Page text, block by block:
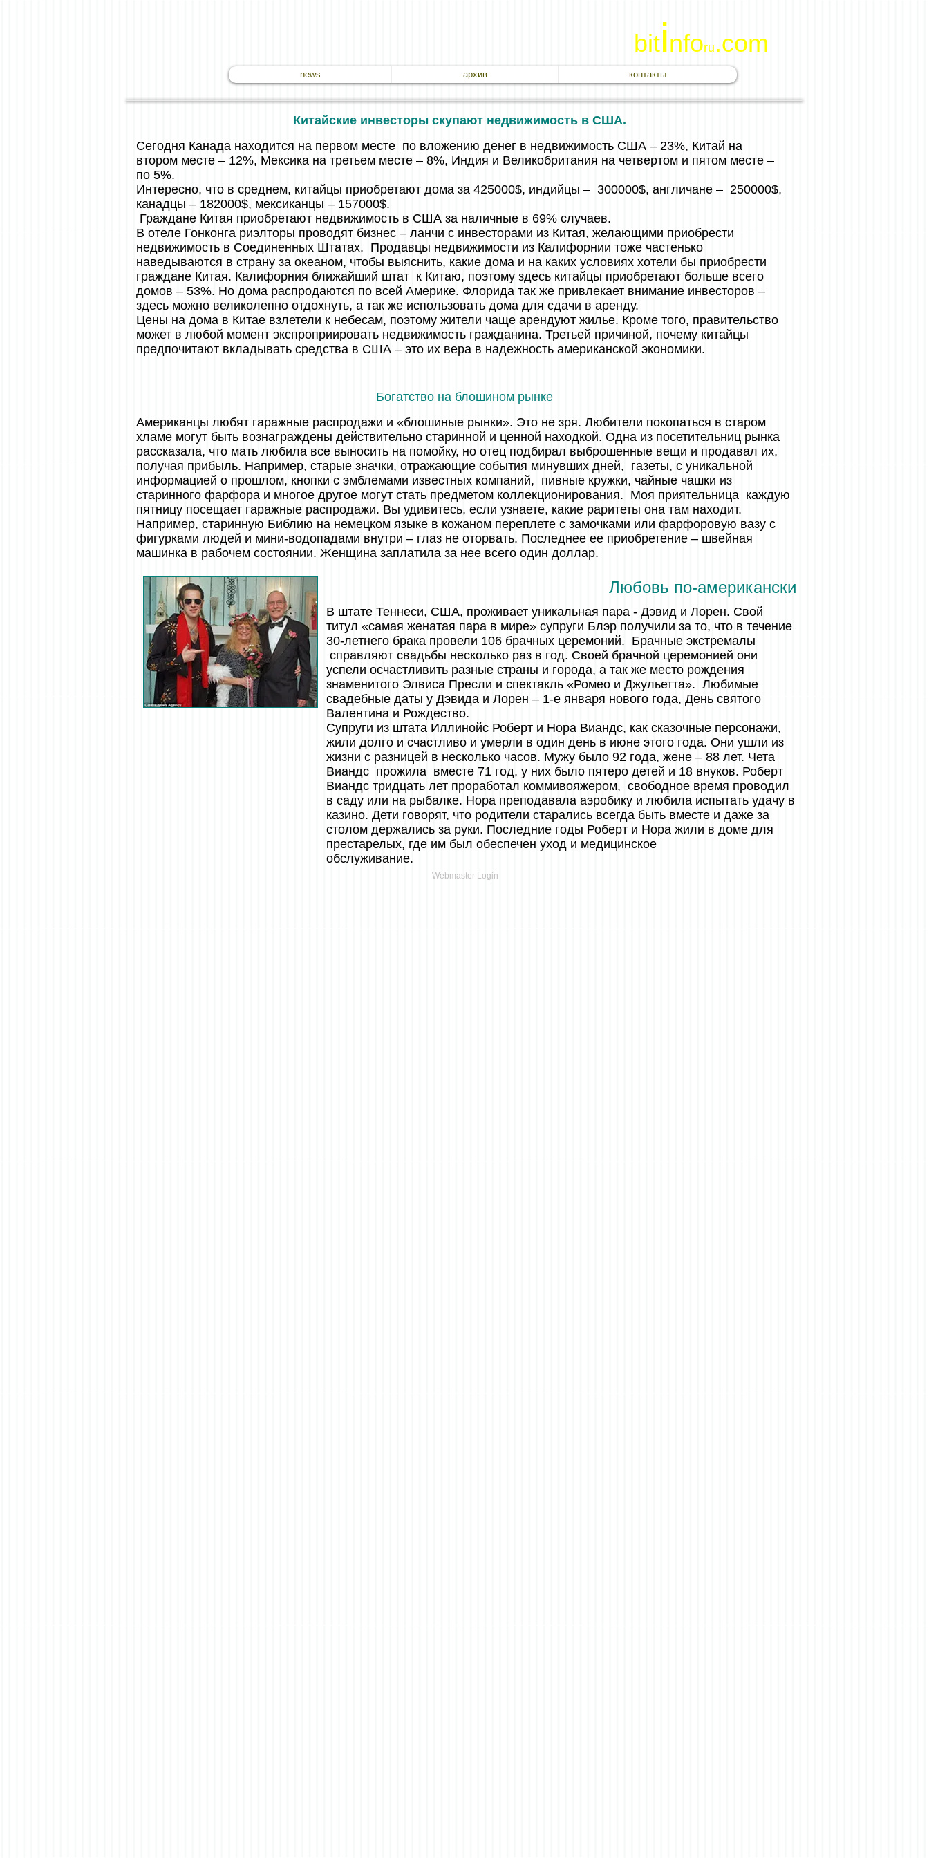
bitinforu .com
news архив контакты
Любовь по-американски
В штате Теннеси, США, проживает уникальная пара - Дэвид и Лорен. Свой
титул «самая женатая пара в мире» супруги Блэр получили за то, что в течение
30-летнего брака провели 106 брачных церемоний. Брачные экстремалы
справляют свадьбы несколько раз в год. Своей брачной церемонией они
успели осчастливить разные страны и города, а так же место рождения
знаменитого Элвиса Пресли и спектакль «Ромео и Джульетта». Любимые
свадебные даты у Дэвида и Лорен – 1-е января нового года, День святого
Валентина и Рождество.
Супруги из штата Иллинойс Роберт и Нора Виандс, как сказочные персонажи,
жили долго и счастливо и умерли в один день в июне этого года. Они ушли из
жизни с разницей в несколько часов. Мужу было 92 года, жене – 88 лет. Чета
Виандс прожила вместе 71 год, у них было пятеро детей и 18 внуков. Роберт
Виандс тридцать лет проработал коммивояжером, свободное время проводил
в саду или на рыбалке. Нора преподавала аэробику и любила испытать удачу в
казино. Дети говорят, что родители старались всегда быть вместе и даже за
столом держались за руки. Последние годы Роберт и Нора жили в доме для
престарелых, где им был обеспечен уход и медицинское
обслуживание.
Богатство на блошином рынке
Американцы любят гаражные распродажи и «блошиные рынки». Это не зря. Любители покопаться в старом
хламе могут быть вознаграждены действительно старинной и ценной находкой. Одна из посетительниц рынка
рассказала, что мать любила все выносить на помойку, но отец подбирал выброшенные вещи и продавал их,
получая прибыль. Например, старые значки, отражающие события минувших дней, газеты, с уникальной
информацией о прошлом, кнопки с эмблемами известных компаний, пивные кружки, чайные чашки из
старинного фарфора и многое другое могут стать предметом коллекционирования. Моя приятельница каждую
пятницу посещает гаражные распродажи. Вы удивитесь, если узнаете, какие раритеты она там находит.
Например, старинную Библию на немецком языке в кожаном переплете с замочками или фарфоровую вазу с
фигурками людей и мини-водопадами внутри – глаз не оторвать. Последнее ее приобретение – швейная
машинка в рабочем состоянии. Женщина заплатила за нее всего один доллар.
Китайские инвесторы скупают недвижимость в США.
Сегодня Канада находится на первом месте по вложению денег в недвижимость США – 23%, Китай на
втором месте – 12%, Мексика на третьем месте – 8%, Индия и Великобритания на четвертом и пятом месте –
по 5%.
Интересно, что в среднем, китайцы приобретают дома за 425000$, индийцы – 300000$, англичане – 250000$,
канадцы – 182000$, мексиканцы – 157000$.
Граждане Китая приобретают недвижимость в США за наличные в 69% случаев.
В отеле Гонконга риэлторы проводят бизнес – ланчи с инвесторами из Китая, желающими приобрести
недвижимость в Соединенных Штатах. Продавцы недвижимости из Калифорнии тоже частенько
наведываются в страну за океаном, чтобы выяснить, какие дома и на каких условиях хотели бы приобрести
граждане Китая. Калифорния ближайший штат к Китаю, поэтому здесь китайцы приобретают больше всего
домов – 53%. Но дома распродаются по всей Америке. Флорида так же привлекает внимание инвесторов –
здесь можно великолепно отдохнуть, а так же использовать дома для сдачи в аренду.
Цены на дома в Китае взлетели к небесам, поэтому жители чаще арендуют жилье. Кроме того, правительство
может в любой момент экспроприировать недвижимость гражданина. Третьей причиной, почему китайцы
предпочитают вкладывать средства в США – это их вера в надежность американской экономики.
Webmaster Login